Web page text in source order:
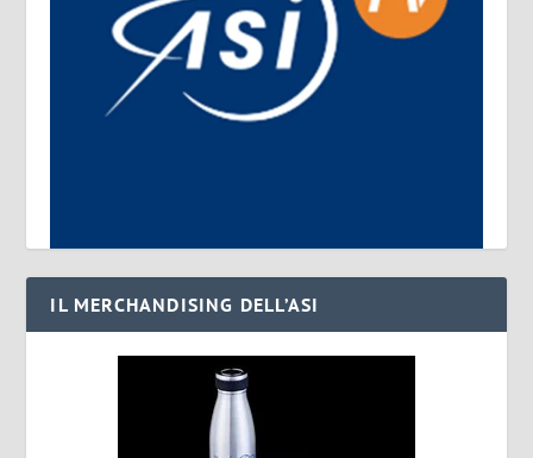
IL MERCHANDISING DELL’ASI